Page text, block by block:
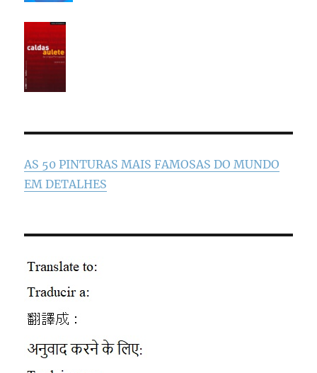
AS 50 PINTURAS MAIS FAMOSAS DO MUNDO
EM DETALHES